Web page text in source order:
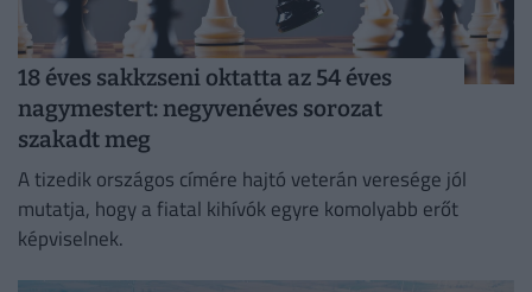
18 éves sakkzseni oktatta az 54 éves
nagymestert: negyvenéves sorozat
szakadt meg
A tizedik országos címére hajtó veterán veresége jól
mutatja, hogy a fiatal kihívók egyre komolyabb erőt
képviselnek.